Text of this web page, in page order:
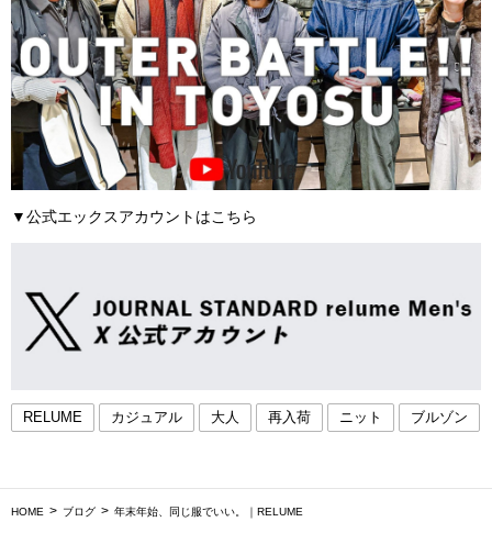
▼公式エックスアカウントはこちら
RELUME カジュアル 大人 再入荷 ニット ブルゾン
HOME ブログ 年末年始、同じ服でいい。｜RELUME